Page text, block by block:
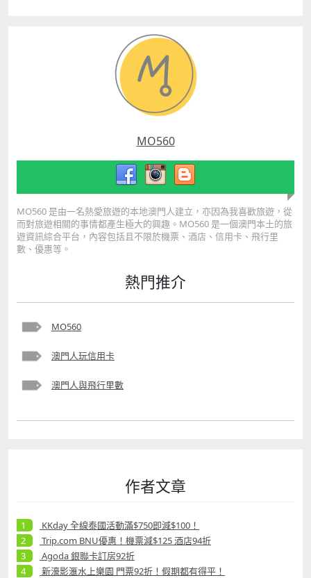
MO560
MO560 是由一名熱愛旅遊的本地澳門人建立，亦因為我喜歡旅遊，從
而對旅遊相關的事情都產生極大的興趣。MO560 是一個澳門本土的旅
遊資訊綜合平台，內容包括且不限於機票、酒店、信用卡、飛行里
數、優惠等。
熱門推介
MO560
澳門人玩信用卡
澳門人與飛行里數
作者文章
KKday 全線泰國活動滿$750即減$100！
Trip.com BNU優惠！機票減$125 酒店94折
Agoda 銀聯卡訂房92折
新濠影滙水上樂園 門票92折！假期都有得平！